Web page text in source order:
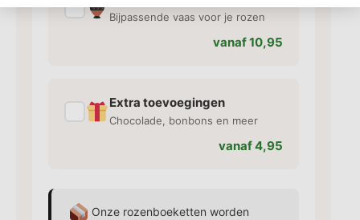
✓
Bijpassende vaas voor je rozen
vanaf 10,95
Extra toevoegingen
Chocolade, bonbons en meer
vanaf 4,95
Onze rozenboeketten worden